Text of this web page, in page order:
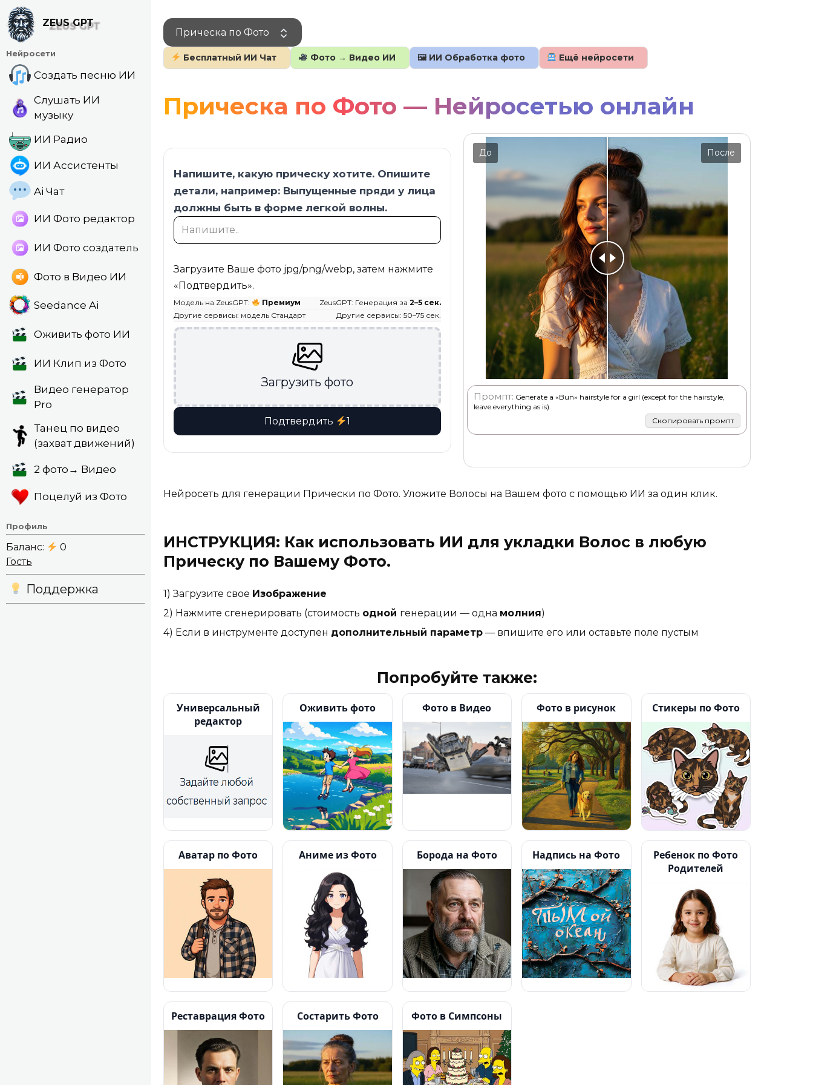
Перейти
содержанию
Прическа по Фото
Бесплатный ИИ Чат Фото → Видео ИИ 🖼 ИИ Обработка фото Ещё нейросети
Прическа по Фото — Нейросетью онлайн
Напишите, какую прическу хотите. Опишите
детали, например: Выпущенные пряди у лица
должны быть в форме легкой волны.
Загрузите Ваше фото jpg/png/webp, затем нажмите
«Подтвердить».
Модель на ZeusGPT: Премиум ZeusGPT: Генерация за 2–5 сек.
Другие сервисы: модель Стандарт
Другие сервисы: 50–75 сек.
Загрузить фото
Подтвердить 1
До После
Промпт: Generate a «Bun» hairstyle for a girl (except for the hairstyle,
leave everything as is).
Скопировать промпт
Нейросеть для генерации Прически по Фото. Уложите Волосы на Вашем фото с помощью ИИ за один клик.
ИНСТРУКЦИЯ: Как использовать ИИ для укладки Волос в любую
Прическу по Вашему Фото.
1) Загрузите свое Изображение
2) Нажмите сгенерировать (стоимость одной генерации — одна молния)
4) Если в инструменте доступен дополнительный параметр — впишите его или оставьте поле пустым
Попробуйте также:
Универсальный
редактор
Оживить фото Фото в Видео Фото в рисунок Стикеры по Фото
Аватар по Фото Аниме из Фото Борода на Фото Надпись на Фото
Ребенок по Фото
Родителей
Реставрация Фото Состарить Фото Фото в Симпсоны
ZEUS GPT
Нейросети
Создать песню ИИ
Слушать ИИ
музыку
ИИ Радио
ИИ Ассистенты
Ai Чат
ИИ Фото редактор
ИИ Фото создатель
Фото в Видео ИИ
Seedance Ai
Оживить фото ИИ
ИИ Клип из Фото
Видео генератор
Pro
Танец по видео
(захват движений)
2 фото→ Видео
Поцелуй из Фото
Профиль
Баланс:
0
Гость
Поддержка